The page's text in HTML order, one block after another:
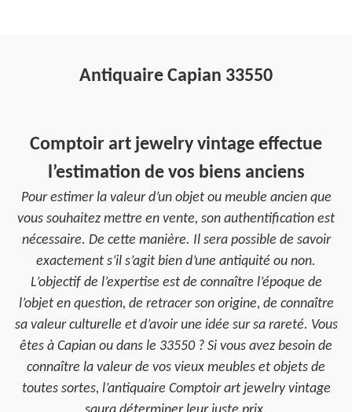
Antiquaire Capian 33550
Comptoir art jewelry vintage effectue
l’estimation de vos biens anciens
Pour estimer la valeur d’un objet ou meuble ancien que
vous souhaitez mettre en vente, son authentification est
nécessaire. De cette manière. Il sera possible de savoir
exactement s’il s’agit bien d’une antiquité ou non.
L’objectif de l’expertise est de connaître l’époque de
l’objet en question, de retracer son origine, de connaître
sa valeur culturelle et d’avoir une idée sur sa rareté. Vous
êtes à Capian ou dans le 33550 ? Si vous avez besoin de
connaître la valeur de vos vieux meubles et objets de
toutes sortes, l’antiquaire Comptoir art jewelry vintage